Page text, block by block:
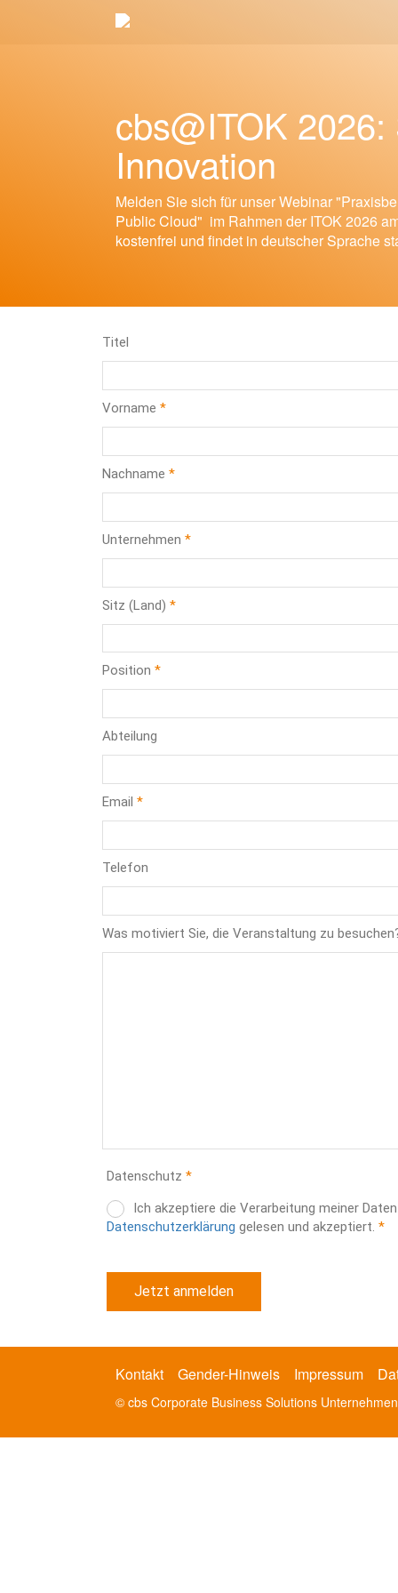
cbs@ITOK
Innovation
Melden Sie sich für unser Webinar
Public Cloud" im Rahmen der ITOK 2026
kostenfrei und findet in deutscher Sprache
Titel
Vorname
Nachname
Unternehmen
Sitz (Land)
Position
Abteilung
Email
Telefon
Was motiviert Sie, die Veranstaltung zu
Datenschutz
Ich akzeptiere die Verarbeitung meiner
Datenschutzerklärung gelesen und akzeptiert.
Kontakt Gender-Hinweis Impressum
© cbs Corporate Business Solutions